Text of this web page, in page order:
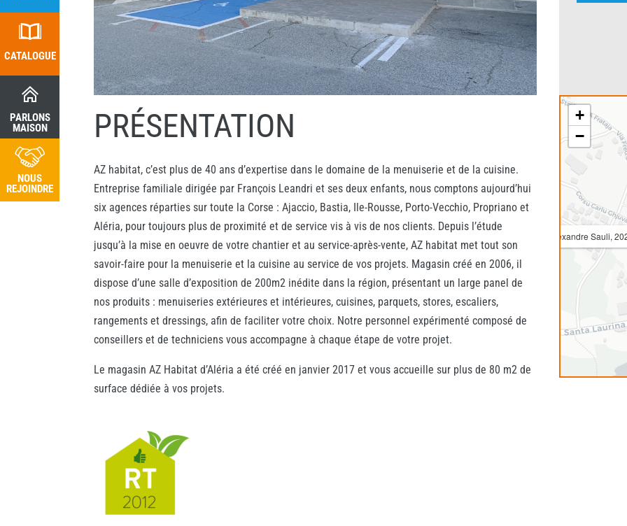
CATALOGUE
PARLONS
MAISON
NOUS
REJOINDRE
PRÉSENTATION
AZ habitat, c’est plus de 40 ans d’expertise dans le domaine de la menuiserie et de la cuisine.
Entreprise familiale dirigée par François Leandri et ses deux enfants, nous comptons aujourd’hui
six agences réparties sur toute la Corse : Ajaccio, Bastia, Ile-Rousse, Porto-Vecchio, Propriano et
Aléria, pour toujours plus de proximité et de service vis à vis de nos clients. Depuis l’étude
jusqu’à la mise en oeuvre de votre chantier et au service-après-vente, AZ habitat met tout son
savoir-faire pour la menuiserie et la cuisine au service de vos projets. Magasin créé en 2006, il
dispose d’une salle d’exposition de 200m2 inédite dans la région, présentant un large panel de
nos produits : menuiseries extérieures et intérieures, cuisines, parquets, stores, escaliers,
rangements et dressings, afin de faciliter votre choix. Notre personnel expérimenté composé de
conseillers et de techniciens vous accompagne à chaque étape de votre projet.
Le magasin AZ Habitat d’Aléria a été créé en janvier 2017 et vous accueille sur plus de 80 m2 de
surface dédiée à vos projets.
Avenue St Alexandre Sauli,
+
−
CATALOGUE
PARLONS
MAISON
NOUS
REJOINDRE